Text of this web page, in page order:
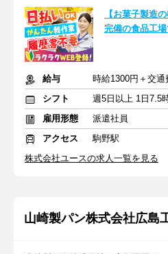
【お菓子製造
完備の食品工
給与
時給1300円＋交通
シフト
週5日以上 1日7.5
雇用形態
派遣社員
アクセス
駒野駅
株式会社ユースの求人一覧を見る
山崎製パン株式会社広島